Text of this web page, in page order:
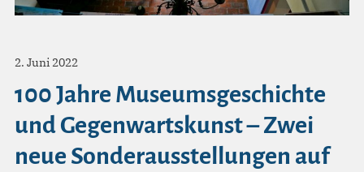
2. Juni 2022
100 Jahre Museumsgeschichte
und Gegenwartskunst – Zwei
neue Sonderausstellungen auf